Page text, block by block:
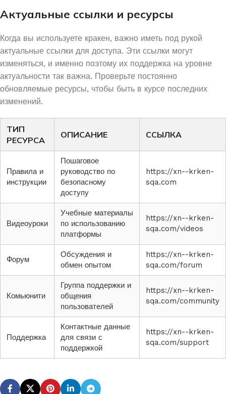
Актуальные ссылки и ресурсы
Когда вы используете кракен, важно иметь под рукой
актуальные ссылки для доступа. Эти ссылки могут
изменяться, и именно поэтому их поддержка на уровне
актуальности так важна. Проверьте постоянно
обновляемые ресурсы, чтобы быть в курсе последних
изменений.
ТИП
РЕСУРСА
ОПИСАНИЕ ССЫЛКА
Правила и
инструкции
Пошаговое
руководство по
безопасному
доступу
https://xn--krken-
sqa.com
Видеоуроки
Учебные материалы
по использованию
платформы
https://xn--krken-
sqa.com/videos
Форум
Обсуждения и
обмен опытом
https://xn--krken-
sqa.com/forum
Комьюнити
Группа поддержки и
общения
пользователей
https://xn--krken-
sqa.com/community
Поддержка
Контактные данные
для связи с
поддержкой
https://xn--krken-
sqa.com/support